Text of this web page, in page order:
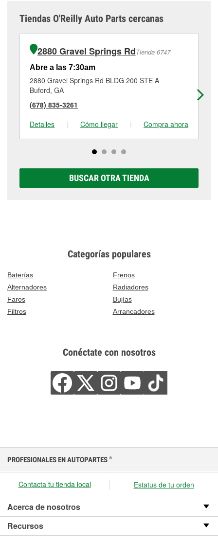
Tiendas O'Reilly Auto Parts cercanas
2880 Gravel Springs RdTienda 6747
Abre a las 7:30am
2880 Gravel Springs Rd BLDG 200 STE A
Buford, GA
(678) 835-3261
Detalles
| Cómo llegar | Compra ahora
BUSCAR OTRA TIENDA
Categorías populares
Baterías
Frenos
Alternadores
Radiadores
Faros
Bujías
Filtros
Arrancadores
Conéctate con nosotros
PROFESIONALES EN AUTOPARTES ®
Contacta tu tienda local Estatus de tu orden
Acerca de nosotros
Recursos